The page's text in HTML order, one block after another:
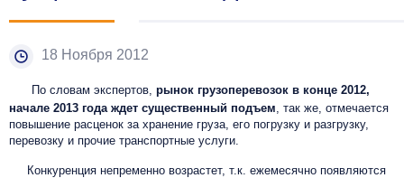
18 Ноября 2012
По словам экспертов, рынок грузоперевозок в конце 2012,
начале 2013 года ждет существенный подъем , так же, отмечается
повышение расценок за хранение груза, его погрузку и разгрузку,
перевозку и прочие транспортные услуги.
Конкуренция непременно возрастет, т.к. ежемесячно появляются